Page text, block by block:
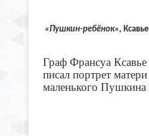
«Пушкин-ребёнок»,
Граф Франсуа
писал портрет
маленького Пушкина